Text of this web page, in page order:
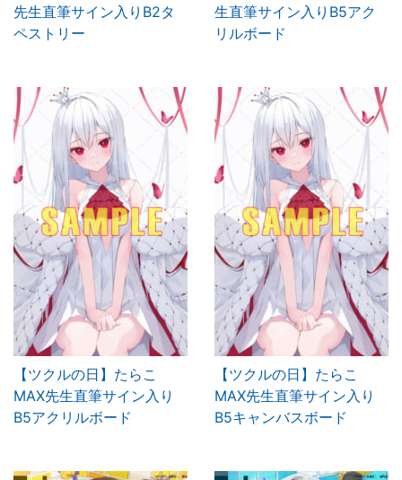
先生直筆サイン入りB2タ
ペストリー
生直筆サイン入りB5アク
リルボード
【ツクルの日】たらこ
MAX先生直筆サイン入り
B5アクリルボード
【ツクルの日】たらこ
MAX先生直筆サイン入り
B5キャンバスボード